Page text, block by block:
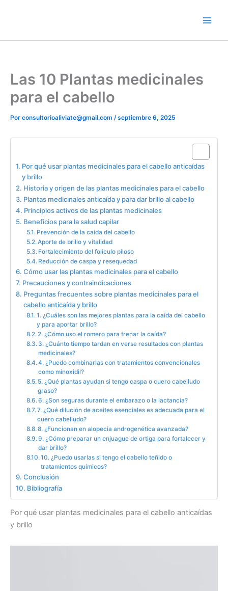
Las 10 Plantas medicinales
para el cabello
Por consultorioaliviate@gmail.com /septiembre 6, 2025
Por qué usar plantas medicinales para el cabello anticaídas
y brillo
Historia y origen de las plantas medicinales para el cabello
Plantas medicinales anticaída y para dar brillo al cabello
Principios activos de las plantas medicinales
Beneficios para la salud capilar
Prevención de la caída del cabello
Aporte de brillo y vitalidad
Fortalecimiento del folículo piloso
Reducción de caspa y resequedad
Cómo usar las plantas medicinales para el cabello
Precauciones y contraindicaciones
Preguntas frecuentes sobre plantas medicinales para el
cabello anticaída y brillo
1. ¿Cuáles son las mejores plantas para la caída del cabello
y para aportar brillo?
2. ¿Cómo uso el romero para frenar la caída?
3. ¿Cuánto tiempo tardan en verse resultados con plantas
medicinales?
4. ¿Puedo combinarlas con tratamientos convencionales
como minoxidil?
5. ¿Qué plantas ayudan si tengo caspa o cuero cabelludo
graso?
6. ¿Son seguras durante el embarazo o la lactancia?
7. ¿Qué dilución de aceites esenciales es adecuada para el
cuero cabelludo?
8. ¿Funcionan en alopecia androgenética avanzada?
9. ¿Cómo preparar un enjuague de ortiga para fortalecer y
dar brillo?
10. ¿Puedo usarlas si tengo el cabello teñido o
tratamientos químicos?
Conclusión
Bibliografía
Por qué usar plantas medicinales para el cabello anticaídas
y brillo